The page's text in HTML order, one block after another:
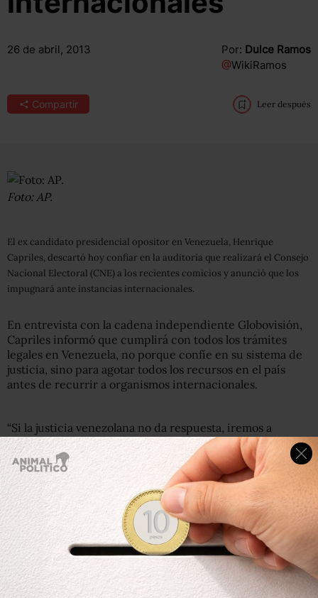
26 de abril, 2013 Por: Dulce Ramos
@WikiRamos
Compartir Leer después
Foto: AP.
El ex candidato presidencial opositor en Venezuela, Henrique
Capriles, descartó hoy confiar en la auditoría que realizará el Consejo
Nacional Electoral (CNE) a los recientes comicios y anunció que los
impugnará ante instancias internacionales.
En entrevista con la cadena independiente Globovisión,
Capriles informó que cumplirá con todos los trámites
legales en Venezuela, no porque confíe en su sistema de
justicia, sino para agotar todos los recursos en el país
antes de recurrir a organismos internacionales.
“Si la justicia venezolana no da respuesta, iremos a
instancias internacionales. Lo que pasó aquí recorrerá el
mundo”, manifestó el líder de la oposición, quien el
miércoles acusó al presidente Nicolás Maduro de robarse
las elecciones del pasado 14 de abril.
Capriles afirmó que si se realizara una verdadera
auditoría al proceso electoral, tendrían que repetirse las
votaciones, por lo que se negó a participar en lo que
consideró una auditoría simulada por el CNE, sin acceso
a verificación de firmas ni huellas en cuaderno.